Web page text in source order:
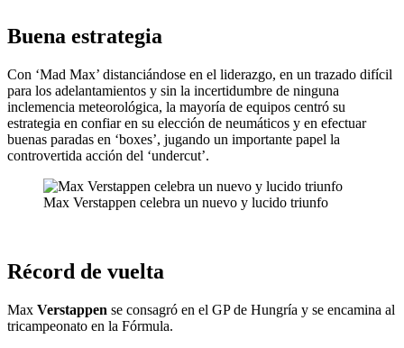
Buena estrategia
Con ‘Mad Max’ distanciándose en el liderazgo, en un trazado difícil
para los adelantamientos y sin la incertidumbre de ninguna
inclemencia meteorológica, la mayoría de equipos centró su
estrategia en confiar en su elección de neumáticos y en efectuar
buenas paradas en ‘boxes’, jugando un importante papel la
controvertida acción del ‘undercut’.
Max Verstappen celebra un nuevo y lucido triunfo
Récord de vuelta
Max Verstappen se consagró en el GP de Hungría y se encamina al
tricampeonato en la Fórmula.